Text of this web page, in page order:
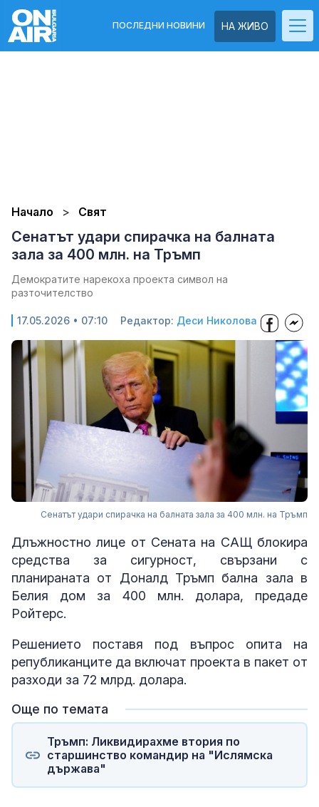
НА ЖИВО
ПОСЛЕДНИ НОВИНИ
Начало Свят
Сенатът удари спирачка на балната
зала за 400 млн. на Тръмп
Демократите нарекоха проекта символ на
разточителство
17.05.2026 • 07:10 Редактор: Деси Николова
Сенатът удари спирачка на балната зала за 400 млн. на Тръмп
Длъжностно лице от Сената на САЩ блокира
средства за сигурност, свързани с
планираната от Доналд Тръмп бална зала в
Белия дом за 400 млн. долара, предаде
Ройтерс.
Решението поставя под въпрос опита на
републиканците да включат проекта в пакет от
разходи за 72 млрд. долара.
Още по темата
Тръмп: Ликвидирахме втория по
старшинство командир на "Ислямска
държава"